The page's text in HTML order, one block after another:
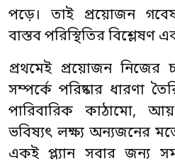
পড়ে। তাই প্রয়োজন
বাস্তব পরিস্থিতির বিশ্লেষণ
প্রথমেই প্রয়োজন নিজের
সম্পর্কে পরিষ্কার ধারণা
পারিবারিক কাঠামো,
ভবিষ্যৎ লক্ষ্য অন্যজনের
একই প্ল্যান সবার জন্য